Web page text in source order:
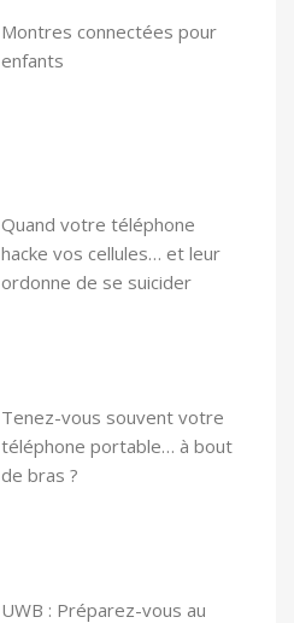
Montres connectées pour
enfants
Quand votre téléphone
hacke vos cellules… et leur
ordonne de se suicider
Tenez-vous souvent votre
téléphone portable… à bout
de bras ?
UWB : Préparez-vous au